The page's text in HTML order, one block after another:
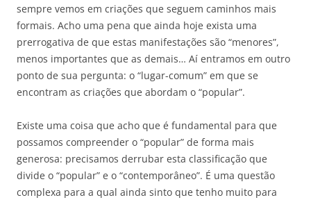
sempre vemos em criações que seguem caminhos mais
formais. Acho uma pena que ainda hoje exista uma
prerrogativa de que estas manifestações são “menores”,
menos importantes que as demais… Aí entramos em outro
ponto de sua pergunta: o “lugar-comum” em que se
encontram as criações que abordam o “popular”.
Existe uma coisa que acho que é fundamental para que
possamos compreender o “popular” de forma mais
generosa: precisamos derrubar esta classificação que
divide o “popular” e o “contemporâneo”. É uma questão
complexa para a qual ainda sinto que tenho muito para